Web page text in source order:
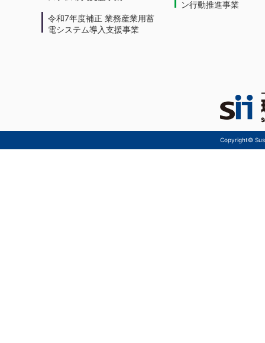
令和7年度補正 業務産業用蓄
電システム導入支援事業
ン行動推進事業
Copyright©